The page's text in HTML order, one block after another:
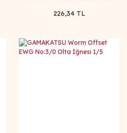
226,34 TL